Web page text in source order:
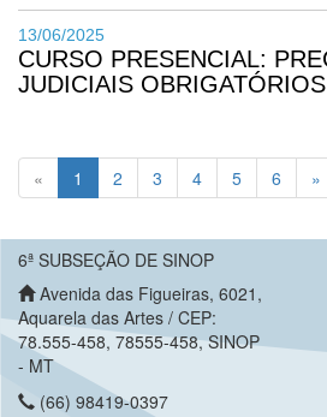
13/06/2025
CURSO PRESENCIAL:
JUDICIAIS OBRIGATÓRIOS
« 1 (current)
2 3 4 5 6 »
6ª SUBSEÇÃO DE SINOP
Avenida das Figueiras, 6021,
Aquarela das Artes / CEP:
78.555-458, 78555-458, SINOP
- MT
(66) 98419-0397